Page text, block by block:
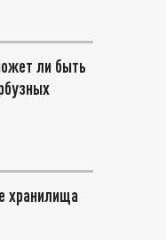
ли быть
хранилища